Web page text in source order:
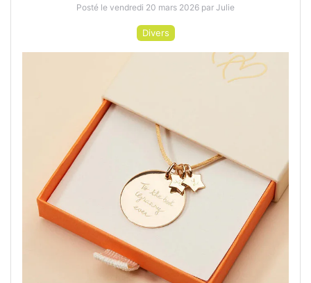
Posté le vendredi 20 mars 2026 par Julie
Divers